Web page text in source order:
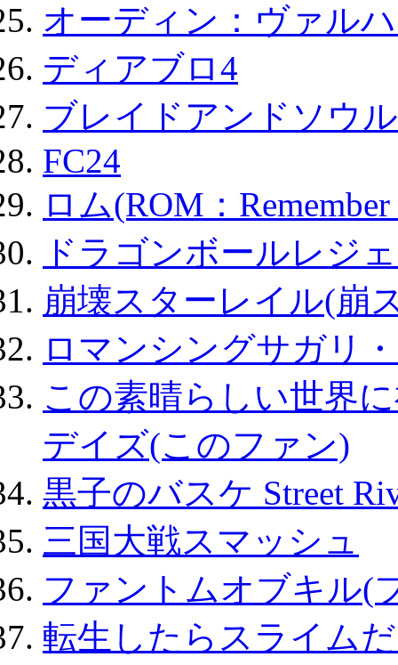
オーディン：ヴァル
ディアブロ4
ブレイドアンドソウ
FC24
ロム(ROM：
ドラゴンボールレジ
崩壊スターレイル(崩
ロマンシングサガリ
この素晴らしい世界
デイズ(このファン)
黒子のバスケ Street
三国大戦スマッシュ
ファントムオブキル(
転生したらスライム